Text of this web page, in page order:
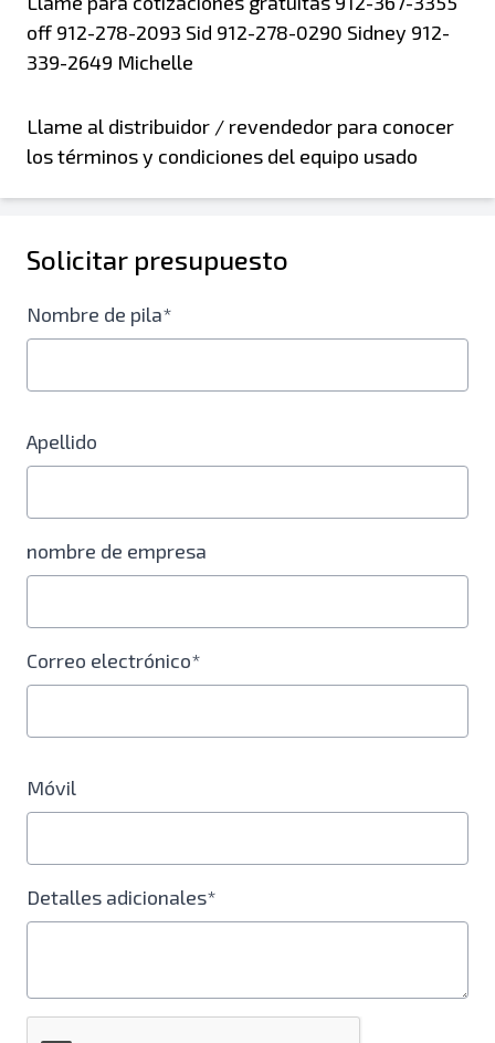
off 912-278-2093 Sid 912-278-0290 Sidney 912-
339-2649 Michelle
Llame al distribuidor / revendedor para conocer
los términos y condiciones del equipo usado
Solicitar presupuesto
Nombre de pila*
Apellido
nombre de empresa
Correo electrónico*
Móvil
Detalles adicionales*